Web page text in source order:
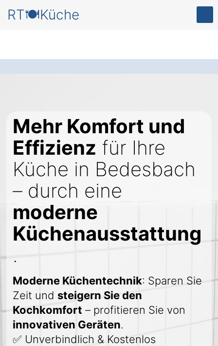
RT🍽️Küche
Mehr Komfort und
Effizienz für Ihre
Küche in Bedesbach
– durch eine
moderne
Küchenausstattung
.
Moderne Küchentechnik: Sparen Sie
Zeit und steigern Sie den
Kochkomfort – profitieren Sie von
innovativen Geräten.
✅ Unverbindlich & Kostenlos